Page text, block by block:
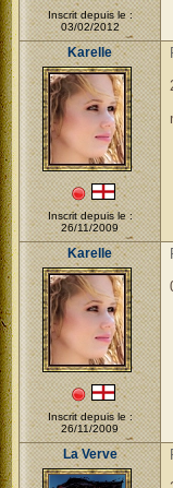
Inscrit depuis le :
03/02/2012
Karelle
Inscrit depuis le :
26/11/2009
Karelle
Inscrit depuis le :
26/11/2009
La Verve